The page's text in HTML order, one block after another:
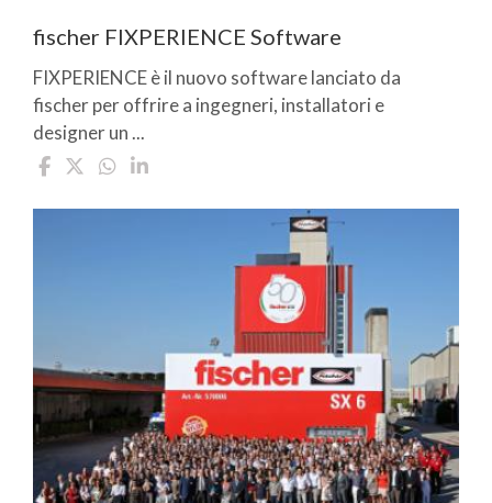
fischer FIXPERIENCE Software
FIXPERIENCE è il nuovo software lanciato da
fischer per offrire a ingegneri, installatori e
designer un ...